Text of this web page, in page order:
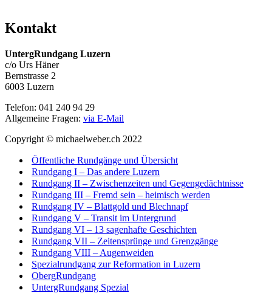
Kontakt
UntergRundgang Luzern
c/o Urs Häner
Bernstrasse 2
6003 Luzern
Telefon: 041 240 94 29
Allgemeine Fragen: via E-Mail
Copyright © michaelweber.ch 2022
Öffentliche Rundgänge und Übersicht
Rundgang I – Das andere Luzern
Rundgang II – Zwischenzeiten und Gegengedächtnisse
Rundgang III – Fremd sein – heimisch werden
Rundgang IV – Blattgold und Blechnapf
Rundgang V – Transit im Untergrund
Rundgang VI – 13 sagenhafte Geschichten
Rundgang VII – Zeitensprünge und Grenzgänge
Rundgang VIII – Augenweiden
Spezialrundgang zur Reformation in Luzern
ObergRundgang
UntergRundgang Spezial